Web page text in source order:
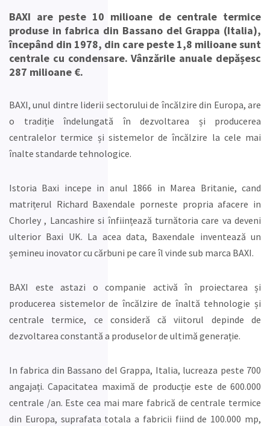
BAXI are peste 10 milioane de centrale termice
produse in fabrica din Bassano del Grappa (Italia),
începând din 1978, din care peste 1,8 milioane sunt
centrale cu condensare. Vânzările anuale depășesc
287 milioane €.
BAXI, unul dintre liderii sectorului de încălzire din Europa, are
o tradiție îndelungată în dezvoltarea și producerea
centralelor termice și sistemelor de încălzire la cele mai
înalte standarde tehnologice.
Istoria Baxi incepe in anul 1866 in Marea Britanie, cand
matrițerul Richard Baxendale porneste propria afacere in
Chorley , Lancashire si înființează turnătoria care va deveni
ulterior Baxi UK. La acea data, Baxendale inventează un
șemineu inovator cu cărbuni pe care îl vinde sub marca BAXI.
BAXI este astazi o companie activă în proiectarea și
producerea sistemelor de încălzire de înaltă tehnologie și
centrale termice, ce consideră că viitorul depinde de
dezvoltarea constantă a produselor de ultimă generație.
In fabrica din Bassano del Grappa, Italia, lucreaza peste 700
angajați. Capacitatea maximă de producție este de 600.000
centrale /an. Este cea mai mare fabrică de centrale termice
din Europa, suprafata totala a fabricii fiind de 100.000 mp,